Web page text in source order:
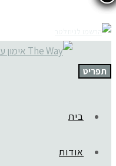
תפריט
בית
אודות